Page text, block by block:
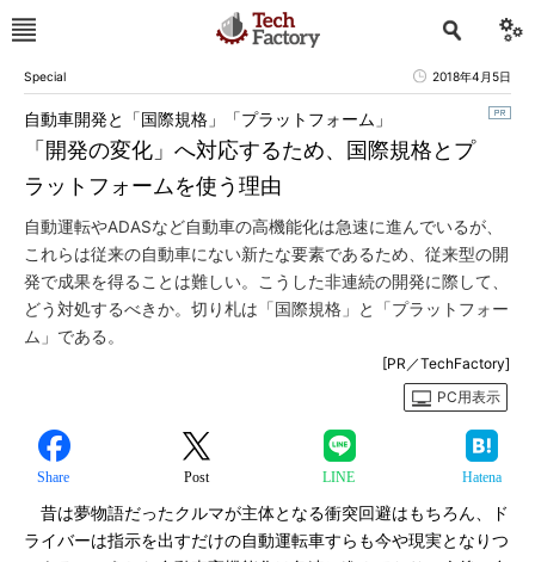
Special 2018年4月5日
「開発の変化」へ対応するため、国際規格とプ
ラットフォームを使う理由
自動車開発と「国際規格」「プラットフォーム」
自動運転やADASなど自動車の高機能化は急速に進んでいるが、
これらは従来の自動車にない新たな要素であるため、従来型の開
発で成果を得ることは難しい。こうした非連続の開発に際して、
どう対処するべきか。切り札は「国際規格」と「プラットフォー
ム」である。
[PR／TechFactory]
PC用表示
Share Post LINE Hatena
昔は夢物語だったクルマが主体となる衝突回避はもちろん、ド
ライバーは指示を出すだけの自動運転車すらも今や現実となりつ